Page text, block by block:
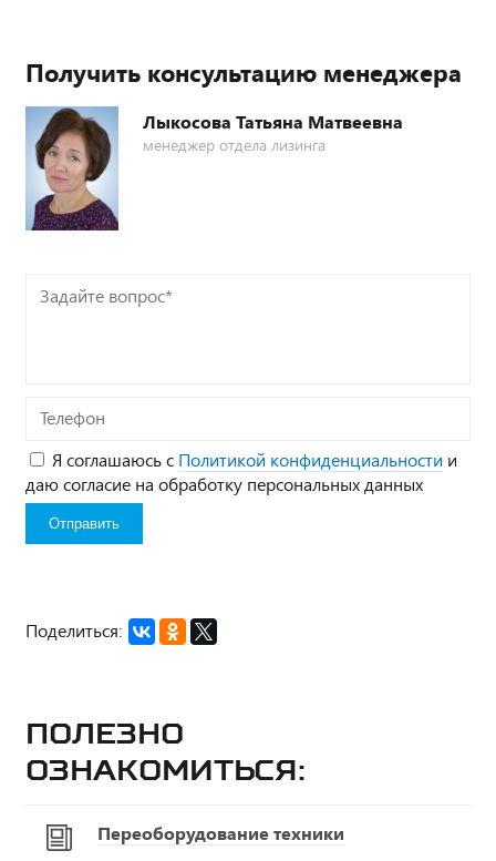
Получить консультацию менеджера
Лыкосова Татьяна Матвеевна
менеджер отдела лизинга
Задайте
Телефон
Я соглашаюсь с Политикой конфиденциальности и
даю согласие на обработку персональных данных
Поделиться:
Полезно
ознакомиться:
Переоборудование техники